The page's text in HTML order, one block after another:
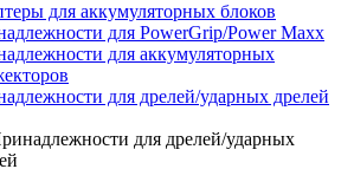
для аккумуляторных блоков
для PowerGrip/Power Maxx
для аккумуляторных
для дрелей/ударных дрелей
для дрелей/ударных